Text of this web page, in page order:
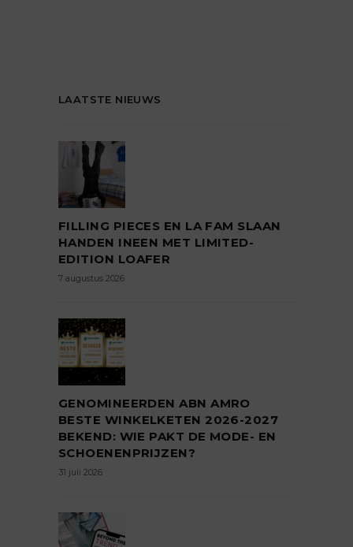
LAATSTE NIEUWS
FILLING PIECES EN LA FAM SLAAN
HANDEN INEEN MET LIMITED-
EDITION LOAFER
7 augustus 2026
GENOMINEERDEN ABN AMRO
BESTE WINKELKETEN 2026-2027
BEKEND: WIE PAKT DE MODE- EN
SCHOENENPRIJZEN?
31 juli 2026